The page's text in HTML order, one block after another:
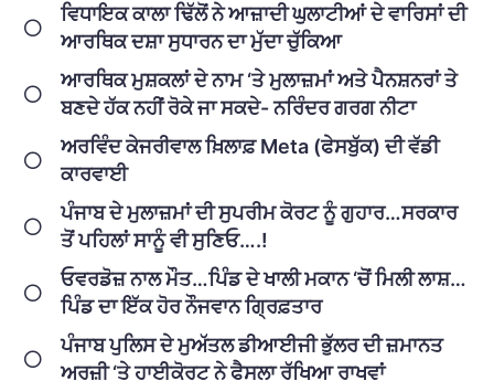
ਵਿਧਾਇਕ ਕਾਲਾ ਢਿੱਲੋਂ ਨੇ ਆਜ਼ਾਦੀ ਘੁਲਾਟੀਆਂ ਦੇ ਵਾਰਿਸਾਂ ਦੀ
ਆਰਥਿਕ ਦਸ਼ਾ ਸੁਧਾਰਨ ਦਾ ਮੁੱਦਾ ਚੁੱਕਿਆ
ਆਰਥਿਕ ਮੁਸ਼ਕਲਾਂ ਦੇ ਨਾਮ ‘ਤੇ ਮੁਲਾਜ਼ਮਾਂ ਅਤੇ ਪੈਨਸ਼ਨਰਾਂ ਤੇ
ਬਣਦੇ ਹੱਕ ਨਹੀਂ ਰੋਕੇ ਜਾ ਸਕਦੇ- ਨਰਿੰਦਰ ਗਰਗ ਨੀਟਾ
ਅਰਵਿੰਦ ਕੇਜਰੀਵਾਲ ਖ਼ਿਲਾਫ਼ Meta (ਫੇਸਬੁੱਕ) ਦੀ ਵੱਡੀ
ਕਾਰਵਾਈ
ਪੰਜਾਬ ਦੇ ਮੁਲਾਜ਼ਮਾਂ ਦੀ ਸੁਪਰੀਮ ਕੋਰਟ ਨੂੰ ਗੁਹਾਰ…ਸਰਕਾਰ
ਤੋਂ ਪਹਿਲਾਂ ਸਾਨੂੰ ਵੀ ਸੁਣਿਓ….!
ਓਵਰਡੋਜ਼ ਨਾਲ ਮੌਤ…ਪਿੰਡ ਦੇ ਖਾਲੀ ਮਕਾਨ ‘ਚੋਂ ਮਿਲੀ ਲਾਸ਼…
ਪਿੰਡ ਦਾ ਇੱਕ ਹੋਰ ਨੌਜਵਾਨ ਗ੍ਰਿਫ਼ਤਾਰ
ਪੰਜਾਬ ਪੁਲਿਸ ਦੇ ਮੁਅੱਤਲ ਡੀਆਈਜੀ ਭੁੱਲਰ ਦੀ ਜ਼ਮਾਨਤ
ਅਰਜ਼ੀ ‘ਤੇ ਹਾਈਕੋਰਟ ਨੇ ਫੈਸਲਾ ਰੱਖਿਆ ਰਾਖਵਾਂ